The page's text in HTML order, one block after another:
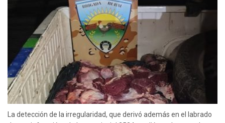
La detección de la irregularidad, que derivó además en el labrado